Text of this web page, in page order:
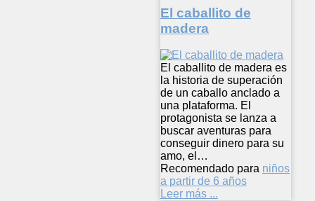
El caballito de
madera
El caballito de madera es
la historia de superación
de un caballo anclado a
una plataforma. El
protagonista se lanza a
buscar aventuras para
conseguir dinero para su
amo, el…
Recomendado para niños
a partir de 6 años
Leer más ...